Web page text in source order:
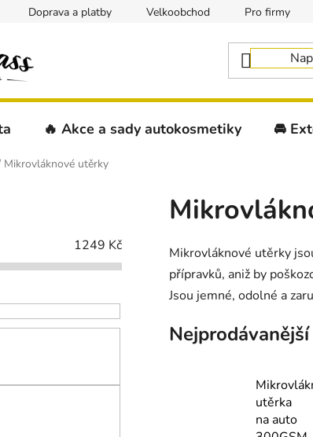
Doprava a platby Velkoobchod Pro firmy
🔥 Akce a sady autokosmetiky 🚘
Mikrovláknové utěrky
1249 Kč
Mikrovláknové utěrky
přípravků, aniž by
Jsou jemné, odolné a
Nejprodávanější
utěrka
na auto